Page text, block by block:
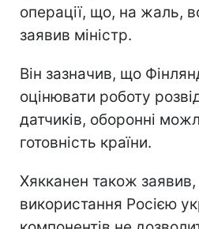
операції, що, на жаль,
заявив міністр.
Він зазначив, що
оцінювати роботу
датчиків, оборонні
готовність країни.
Хякканен також
використання Росією